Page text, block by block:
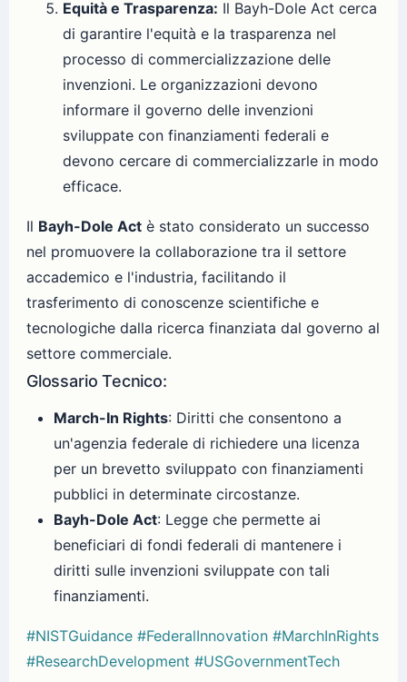
Equità e Trasparenza: Il Bayh-Dole Act cerca
di garantire l'equità e la trasparenza nel
processo di commercializzazione delle
invenzioni. Le organizzazioni devono
informare il governo delle invenzioni
sviluppate con finanziamenti federali e
devono cercare di commercializzarle in modo
efficace.
Il Bayh-Dole Act è stato considerato un successo
nel promuovere la collaborazione tra il settore
accademico e l'industria, facilitando il
trasferimento di conoscenze scientifiche e
tecnologiche dalla ricerca finanziata dal governo al
settore commerciale.
Glossario Tecnico:
March-In Rights: Diritti che consentono a
un'agenzia federale di richiedere una licenza
per un brevetto sviluppato con finanziamenti
pubblici in determinate circostanze.
Bayh-Dole Act: Legge che permette ai
beneficiari di fondi federali di mantenere i
diritti sulle invenzioni sviluppate con tali
finanziamenti.
#NISTGuidance #FederalInnovation #MarchInRights
#ResearchDevelopment #USGovernmentTech